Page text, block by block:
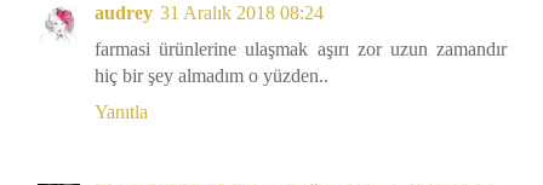
audrey 31 Aralık 2018 08:24
farmasi ürünlerine ulaşmak aşırı zor uzun zamandır
hiç bir şey almadım o yüzden..
Yanıtla